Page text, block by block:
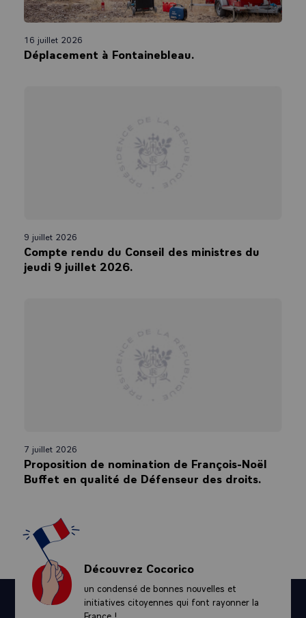
16 juillet 2026
Déplacement à Fontainebleau.
9 juillet 2026
Compte rendu du Conseil des ministres du
jeudi 9 juillet 2026.
7 juillet 2026
Proposition de nomination de François-Noël
Buffet en qualité de Défenseur des droits.
Découvrez Cocorico
un condensé de bonnes nouvelles et
initiatives citoyennes qui font rayonner la
France !